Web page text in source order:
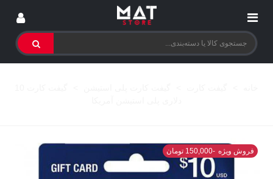
فروش ویژه -150,000 تومان